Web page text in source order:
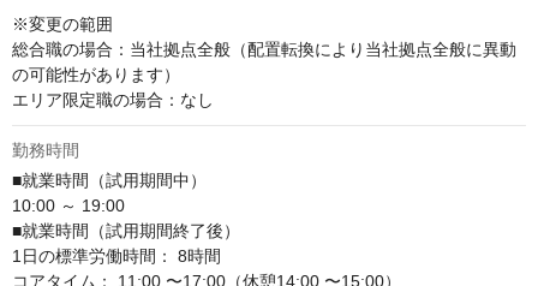
※変更の範囲
総合職の場合：当社拠点全般（配置転換により当社拠点全般に異動
の可能性があります）
エリア限定職の場合：なし
勤務時間
■就業時間（試用期間中）
10:00 ～ 19:00
■就業時間（試用期間終了後）
1日の標準労働時間： 8時間
コアタイム： 11:00 〜17:00（休憩14:00 〜15:00）